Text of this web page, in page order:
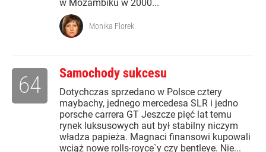
w Mozambiku w 2000...
Monika Florek
Samochody sukcesu
Dotychczas sprzedano w Polsce cztery
maybachy, jednego mercedesa SLR i jedno
porsche carrera GT Jeszcze pięć lat temu
rynek luksusowych aut był stabilny niczym
władza papieża. Magnaci finansowi kupowali
wciąż nowe rolls-royce`y czy bentleye. Nie...
64